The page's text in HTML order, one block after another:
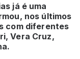
já é uma
nos últimos
com diferentes
Vera Cruz,